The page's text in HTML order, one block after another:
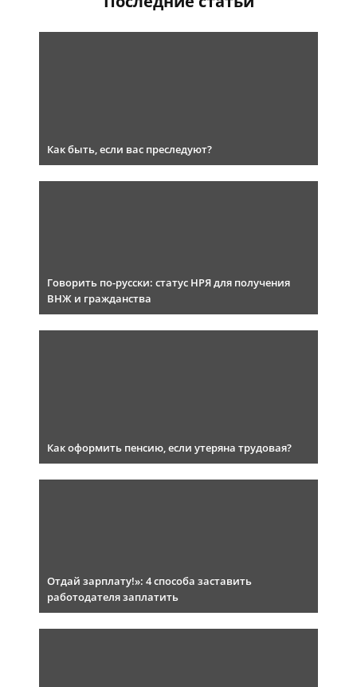
Как быть, если вас преследуют?
Говорить по-русски: статус НРЯ для получения
ВНЖ и гражданства
Как оформить пенсию, если утеряна трудовая?
Отдай зарплату!»: 4 способа заставить
работодателя заплатить